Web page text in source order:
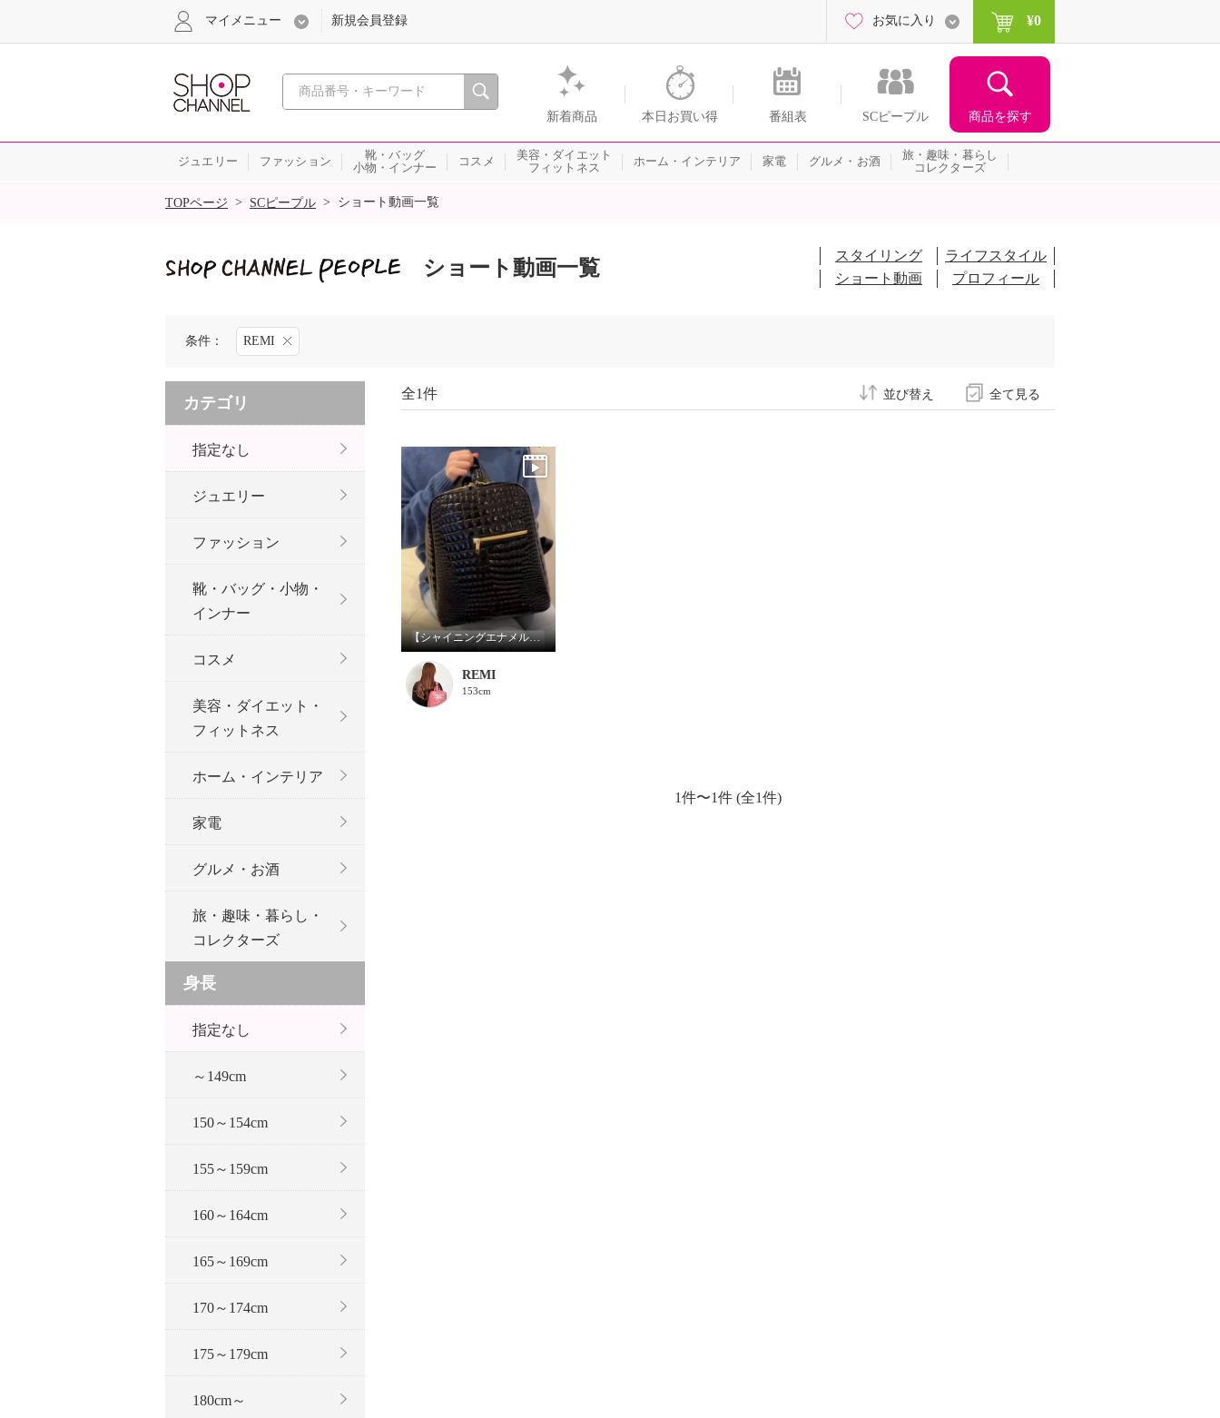
心おどる、瞬間を。通販・テレビショッピングのショップチャンネル
新着商品 本日お買い得 番組表 SCピープル 商品を探す
マイメニュー 新規会員登録 お気に入り ¥0
ジュエリー ファッション
靴・バッグ
小物・インナー
コスメ
美容・ダイエット
フィットネス
ホーム・インテリア 家電 グルメ・お酒
旅・趣味・暮らし
コレクターズ
SALE
TOPページ > SCピープル > ショート動画一覧
ショート動画一覧
スタイリング
ライフスタイル
ショート動画
プロフィール
条件： REMI
カテゴリ
指定なし
ジュエリー
ファッション
靴・バッグ・小物・
インナー
コスメ
美容・ダイエット・
フィットネス
ホーム・インテリア
家電
グルメ・お酒
旅・趣味・暮らし・
コレクターズ
身長
指定なし
～149cm
150～154cm
155～159cm
160～164cm
165～169cm
170～174cm
175～179cm
180cm～
全て見る
並び替え
全1件
【シャイニングエナメルレザー バックパックミニ】仕様紹介
REMI
153cm
1件〜1件 (全1件)